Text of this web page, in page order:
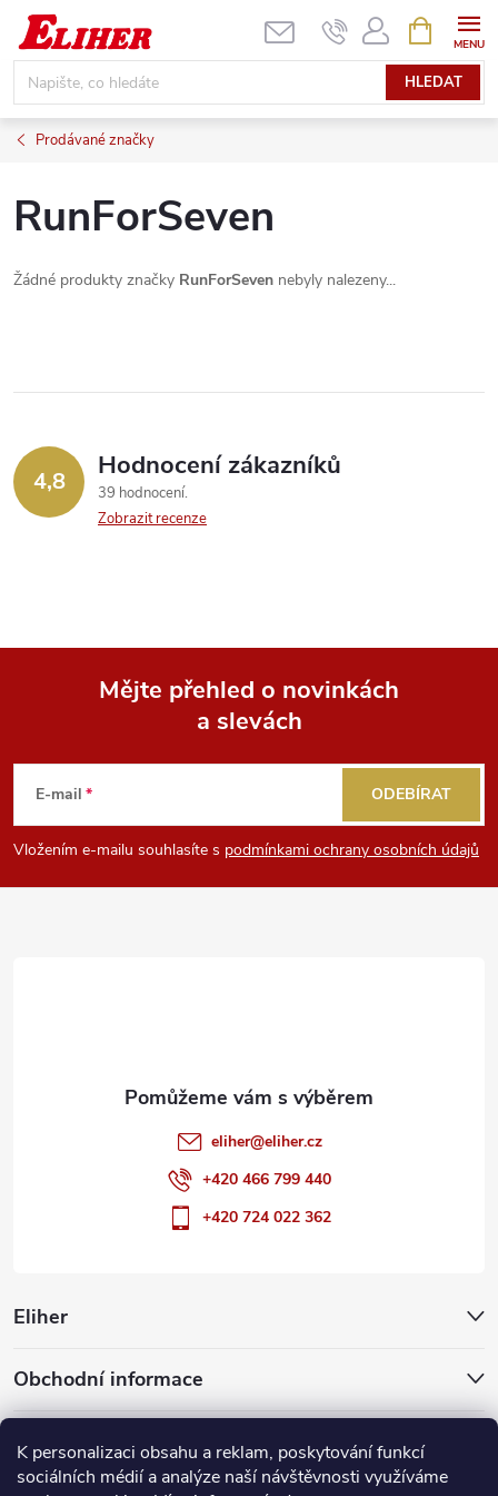
K personalizaci obsahu a reklam, poskytování funkcí
sociálních médií a analýze naší návštěvnosti využíváme
Přejít
obsah
HLEDAT
NÁKUPNÍ
KOŠÍK
Prodávané značky
RunForSeven
Žádné produkty značky RunForSeven nebyly nalezeny...
4,8 Hodnocení zákazníků
39 hodnocení
Zobrazit recenze
p
a
Mějte přehled o novinkách
a slevách
E-mail
Vložením e-mailu souhlasíte s podmínkami ochrany osobních údajů
ODEBÍRAT
Eliher
Obchodní informace
Partnerské weby
eliher@eliher.cz
+420 466 799 440
+420 724 022 362